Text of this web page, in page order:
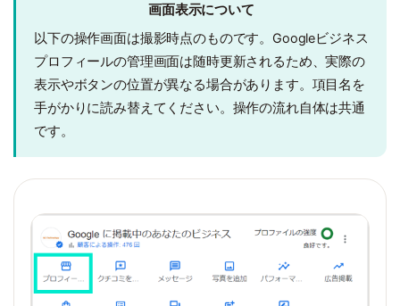
画面表示について
以下の操作画面は撮影時点のものです。Googleビジネス
プロフィールの管理画面は随時更新されるため、実際の
表示やボタンの位置が異なる場合があります。項目名を
手がかりに読み替えてください。操作の流れ自体は共通
です。